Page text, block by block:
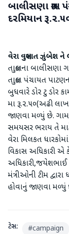
બાલીસણા
દરમિયાન
વેરા વસુલાત ઝુંબેશ ને
તાલુકાના બાલીસણા
તાલુકા પંચાયત
બુધવારે ડોર ટુ ડોર
મા રૂ.૨.૫૦(અઢી
જાણવા મળ્યું છે.
સમયસર ભરાય તે
વેરા મિલકત
વિકાસ અધિકારી એ
અધિકારી,જયેશભાઈ
મંત્રીઓની ટીમ
હોવાનું જાણવા મળ્યું
ટેગ્સ: #campaign